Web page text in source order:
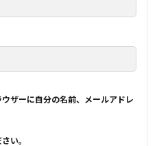
ザーに自分の名前、メールアドレ
い。